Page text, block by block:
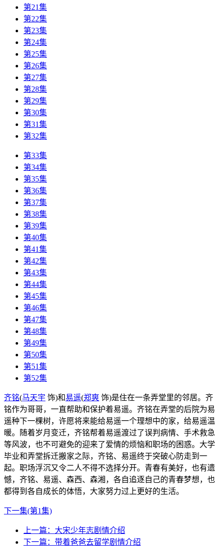
第21集
第22集
第23集
第24集
第25集
第26集
第27集
第28集
第29集
第30集
第31集
第32集
第33集
第34集
第35集
第36集
第37集
第38集
第39集
第40集
第41集
第42集
第43集
第44集
第45集
第46集
第47集
第48集
第49集
第50集
第51集
第52集
齐铭(马天宇 饰)和易遥(郑爽 饰)是住在一条弄堂里的邻居。齐
铭作为哥哥，一直帮助和保护着易遥。齐铭在弄堂的后院为易
遥种下一棵树，许愿将来能给易遥一个理想中的家，给易遥温
暖。随着岁月变迁，齐铭帮着易遥渡过了误判病情、手术救急
等风波，也不可避免的迎来了爱情的烦恼和职场的困惑。大学
毕业和弄堂拆迁搬家之际，齐铭、易遥终于突破心防走到一
起。职场浮沉又令二人不得不选择分开。青春有美好，也有遗
憾，齐铭、易遥、森西、森湘，各自追逐自己的青春梦想，也
都得到各自成长的体悟，大家努力过上更好的生活。
下一集(第1集)
上一篇： 大宋少年志剧情介绍
下一篇： 带着爸爸去留学剧情介绍